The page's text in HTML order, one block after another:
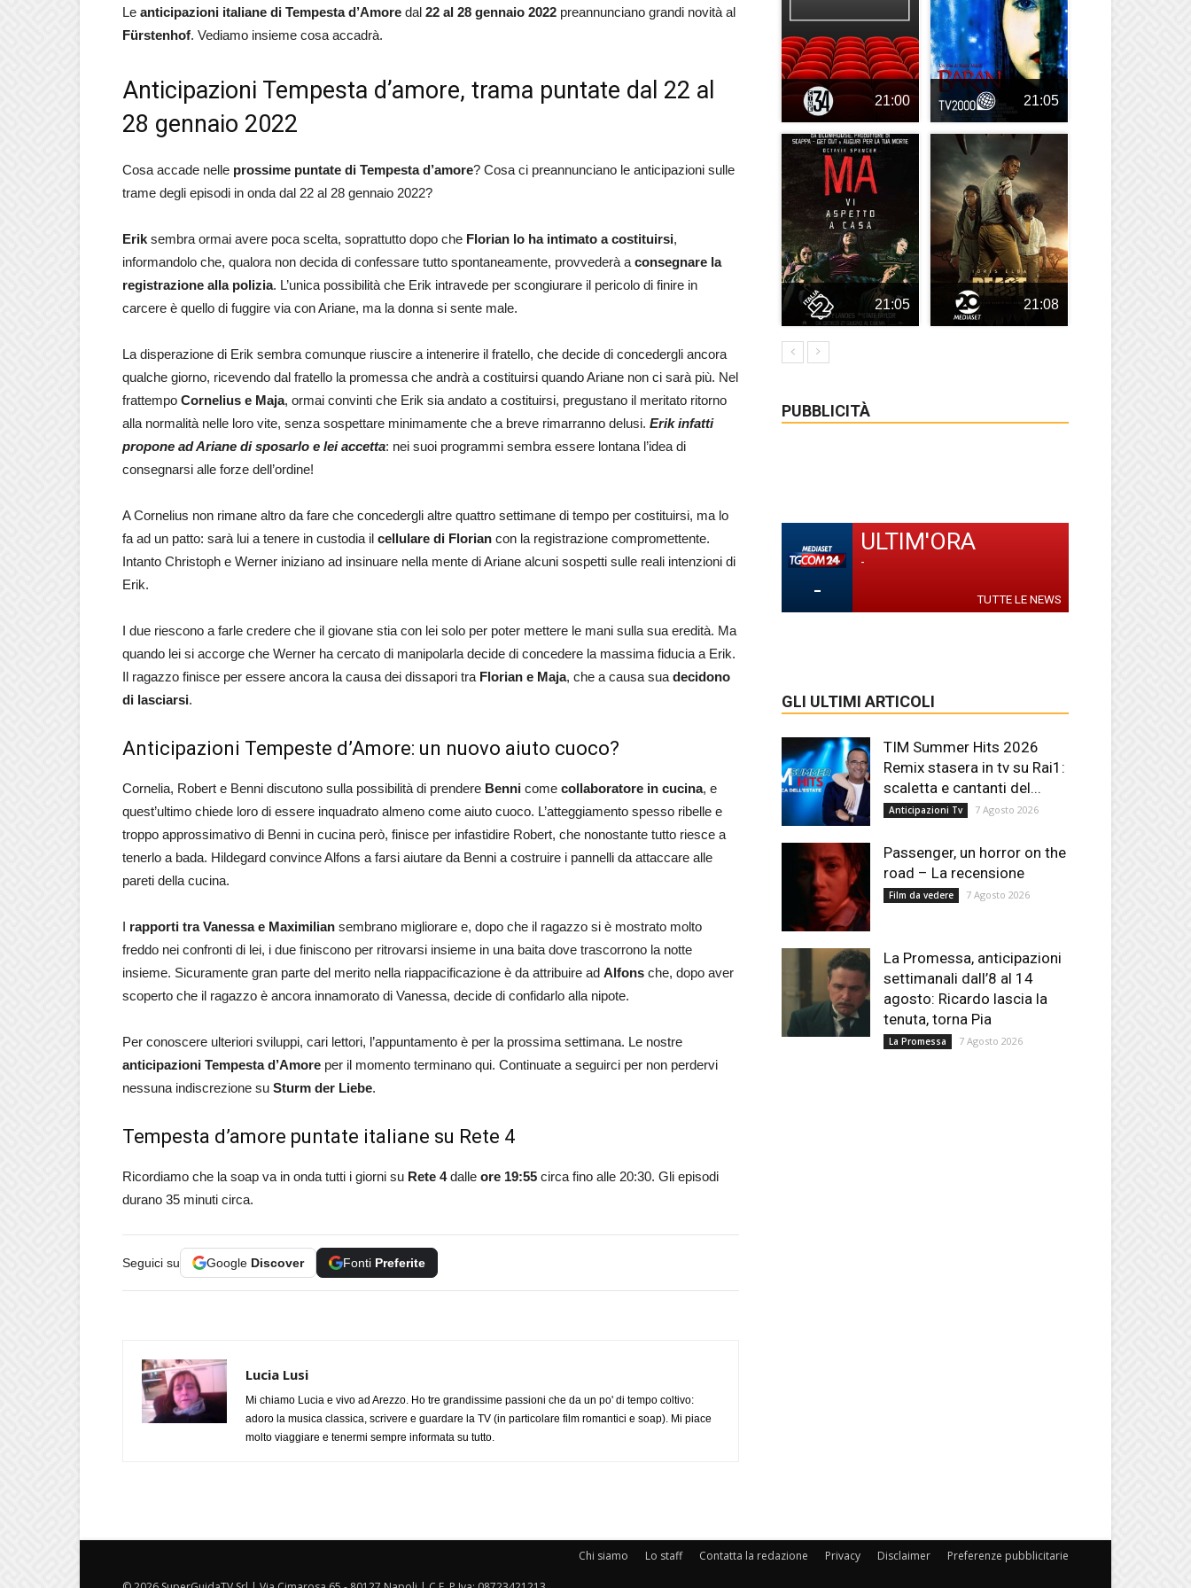
Le anticipazioni italiane di Tempesta d’Amore dal 22 al 28 gennaio 2022 preannunciano grandi novità al
Fürstenhof. Vediamo insieme cosa accadrà.
Anticipazioni Tempesta d’amore, trama puntate dal 22 al
28 gennaio 2022
Cosa accade nelle prossime puntate di Tempesta d’amore? Cosa ci preannunciano le anticipazioni sulle
trame degli episodi in onda dal 22 al 28 gennaio 2022?
Erik sembra ormai avere poca scelta, soprattutto dopo che Florian lo ha intimato a costituirsi,
informandolo che, qualora non decida di confessare tutto spontaneamente, provvederà a consegnare la
registrazione alla polizia. L’unica possibilità che Erik intravede per scongiurare il pericolo di finire in
carcere è quello di fuggire via con Ariane, ma la donna si sente male.
La disperazione di Erik sembra comunque riuscire a intenerire il fratello, che decide di concedergli ancora
qualche giorno, ricevendo dal fratello la promessa che andrà a costituirsi quando Ariane non ci sarà più. Nel
frattempo Cornelius e Maja, ormai convinti che Erik sia andato a costituirsi, pregustano il meritato ritorno
alla normalità nelle loro vite, senza sospettare minimamente che a breve rimarranno delusi. Erik infatti
propone ad Ariane di sposarlo e lei accetta: nei suoi programmi sembra essere lontana l’idea di
consegnarsi alle forze dell’ordine!
A Cornelius non rimane altro da fare che concedergli altre quattro settimane di tempo per costituirsi, ma lo
fa ad un patto: sarà lui a tenere in custodia il cellulare di Florian con la registrazione compromettente.
Intanto Christoph e Werner iniziano ad insinuare nella mente di Ariane alcuni sospetti sulle reali intenzioni di
Erik.
I due riescono a farle credere che il giovane stia con lei solo per poter mettere le mani sulla sua eredità. Ma
quando lei si accorge che Werner ha cercato di manipolarla decide di concedere la massima fiducia a Erik.
Il ragazzo finisce per essere ancora la causa dei dissapori tra Florian e Maja, che a causa sua decidono
di lasciarsi.
Anticipazioni Tempeste d’Amore: un nuovo aiuto cuoco?
Cornelia, Robert e Benni discutono sulla possibilità di prendere Benni come collaboratore in cucina, e
quest’ultimo chiede loro di essere inquadrato almeno come aiuto cuoco. L’atteggiamento spesso ribelle e
troppo approssimativo di Benni in cucina però, finisce per infastidire Robert, che nonostante tutto riesce a
tenerlo a bada. Hildegard convince Alfons a farsi aiutare da Benni a costruire i pannelli da attaccare alle
pareti della cucina.
I rapporti tra Vanessa e Maximilian sembrano migliorare e, dopo che il ragazzo si è mostrato molto
freddo nei confronti di lei, i due finiscono per ritrovarsi insieme in una baita dove trascorrono la notte
insieme. Sicuramente gran parte del merito nella riappacificazione è da attribuire ad Alfons che, dopo aver
scoperto che il ragazzo è ancora innamorato di Vanessa, decide di confidarlo alla nipote.
Per conoscere ulteriori sviluppi, cari lettori, l’appuntamento è per la prossima settimana. Le nostre
anticipazioni Tempesta d’Amore per il momento terminano qui. Continuate a seguirci per non perdervi
nessuna indiscrezione su Sturm der Liebe.
Tempesta d’amore puntate italiane su Rete 4
Ricordiamo che la soap va in onda tutti i giorni su Rete 4dalle ore 19:55 circa fino alle 20:30. Gli episodi
durano 35 minuti circa.
Seguici su Google Discover Fonti Preferite
Lucia Lusi
Mi chiamo Lucia e vivo ad Arezzo. Ho tre grandissime passioni che da un po' di tempo coltivo:
adoro la musica classica, scrivere e guardare la TV (in particolare film romantici e soap). Mi piace
molto viaggiare e tenermi sempre informata su tutto.
21:00 21:05
21:05 21:08
PUBBLICITÀ
-
ULTIM'ORA
-
TUTTE LE NEWS
GLI ULTIMI ARTICOLI
TIM Summer Hits 2026
Remix stasera in tv su Rai1:
scaletta e cantanti del...
Anticipazioni Tv 7 Agosto 2026
Passenger, un horror on the
road – La recensione
Film da vedere 7 Agosto 2026
La Promessa, anticipazioni
settimanali dall’8 al 14
agosto: Ricardo lascia la
tenuta, torna Pia
La Promessa 7 Agosto 2026
Chi siamo Lo staff Contatta la redazione Privacy Disclaimer Preferenze pubblicitarie